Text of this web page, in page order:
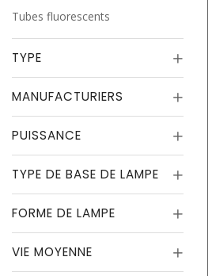
Tubes fluorescents
TYPE
MANUFACTURIERS
PUISSANCE
TYPE DE BASE DE LAMPE
FORME DE LAMPE
VIE MOYENNE